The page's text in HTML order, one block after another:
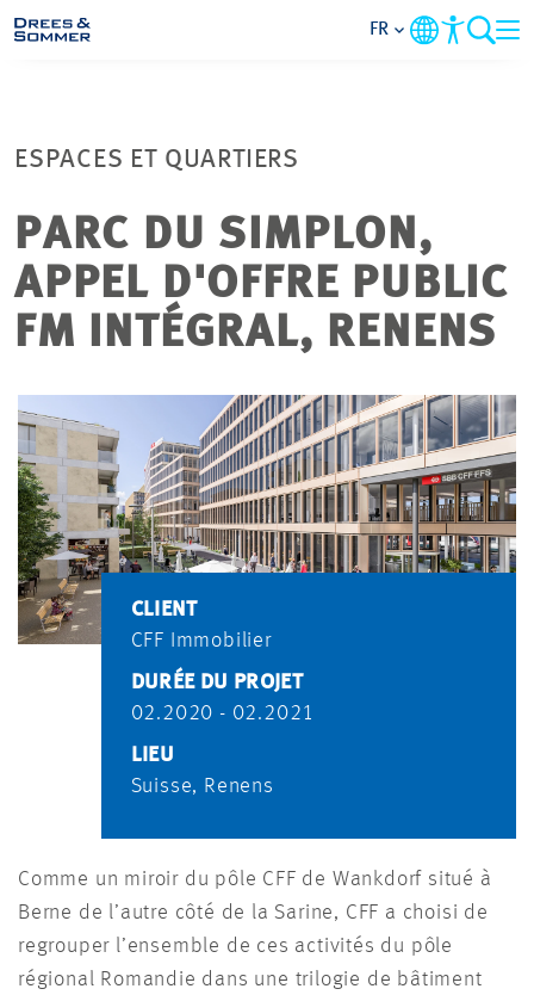
L’ENTREPRISE
THÈMES PRIORITAIRES
CARRIÈRE
PROJETS
FR
ESPACES ET QUARTIERS
PARC DU SIMPLON,
APPEL D'OFFRE PUBLIC
FM INTÉGRAL, RENENS
CLIENT
CFF Immobilier
DURÉE DU PROJET
02.2020 - 02.2021
LIEU
Suisse, Renens
Comme un miroir du pôle CFF de Wankdorf situé à
Berne de l’autre côté de la Sarine, CFF a choisi de
regrouper l’ensemble de ces activités du pôle
régional Romandie dans une trilogie de bâtiment